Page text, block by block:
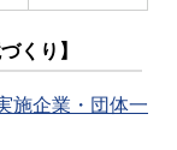
くり】
施企業・団体一